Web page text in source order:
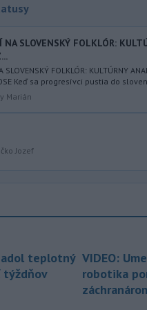
vody
okolie.
NA SLOVENSKÝ FOLKLÓR:
SLOVENSKÝ FOLKLÓR: KULTÚRNY
Keď sa progresívci pustia do
Marián
Jozef
teplotný
týždňov
VIDEO:
robotika